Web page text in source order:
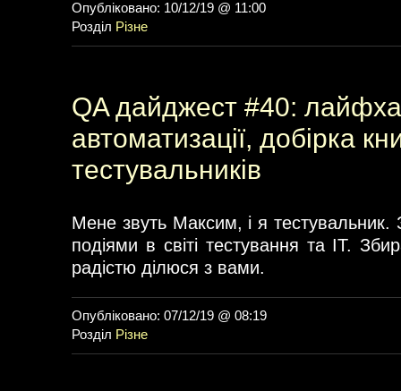
Опубліковано: 10/12/19 @ 11:00
Розділ Різне
QA дайджест #40:
автоматизації, добірка
тестувальників
Мене звуть Максим, і я тестувальник.
подіями в світі тестування та IT.
радістю ділюся з вами.
Опубліковано: 07/12/19 @ 08:19
Розділ Різне